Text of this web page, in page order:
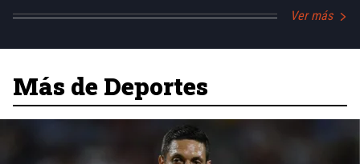
Ver más
Más de Deportes